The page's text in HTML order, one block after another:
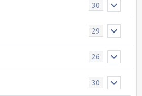
30
29
26
30